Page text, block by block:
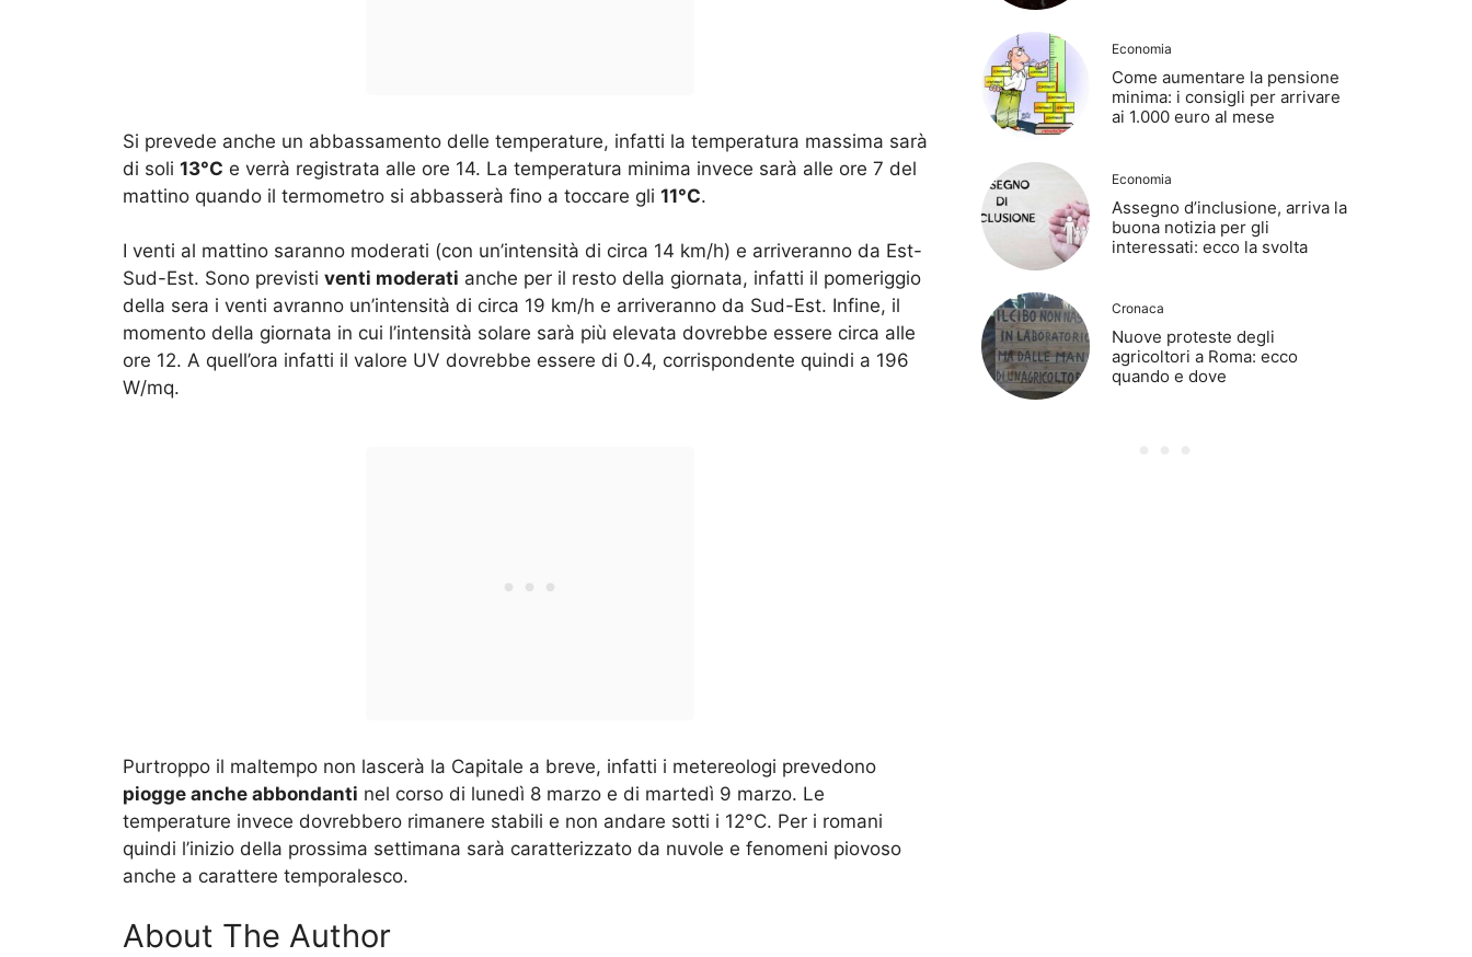
Si prevede anche un abbassamento delle temperature, infatti la temperatura massima sarà
di soli 13°C e verrà registrata alle ore 14. La temperatura minima invece sarà alle ore 7 del
mattino quando il termometro si abbasserà fino a toccare gli 11°C.
I venti al mattino saranno moderati (con un’intensità di circa 14 km/h) e arriveranno da Est-
Sud-Est. Sono previsti venti moderati anche per il resto della giornata, infatti il pomeriggio
della sera i venti avranno un’intensità di circa 19 km/h e arriveranno da Sud-Est. Infine, il
momento della giornata in cui l’intensità solare sarà più elevata dovrebbe essere circa alle
ore 12. A quell’ora infatti il valore UV dovrebbe essere di 0.4, corrispondente quindi a 196
W/mq.
Purtroppo il maltempo non lascerà la Capitale a breve, infatti i metereologi prevedono
piogge anche abbondanti nel corso di lunedì 8 marzo e di martedì 9 marzo. Le
temperature invece dovrebbero rimanere stabili e non andare sotti i 12°C. Per i romani
quindi l’inizio della prossima settimana sarà caratterizzato da nuvole e fenomeni piovoso
anche a carattere temporalesco.
About The Author
Economia
Come aumentare la pensione
minima: i consigli per arrivare
ai 1.000 euro al mese
Economia
Assegno d’inclusione, arriva la
buona notizia per gli
interessati: ecco la svolta
Cronaca
Nuove proteste degli
agricoltori a Roma: ecco
quando e dove